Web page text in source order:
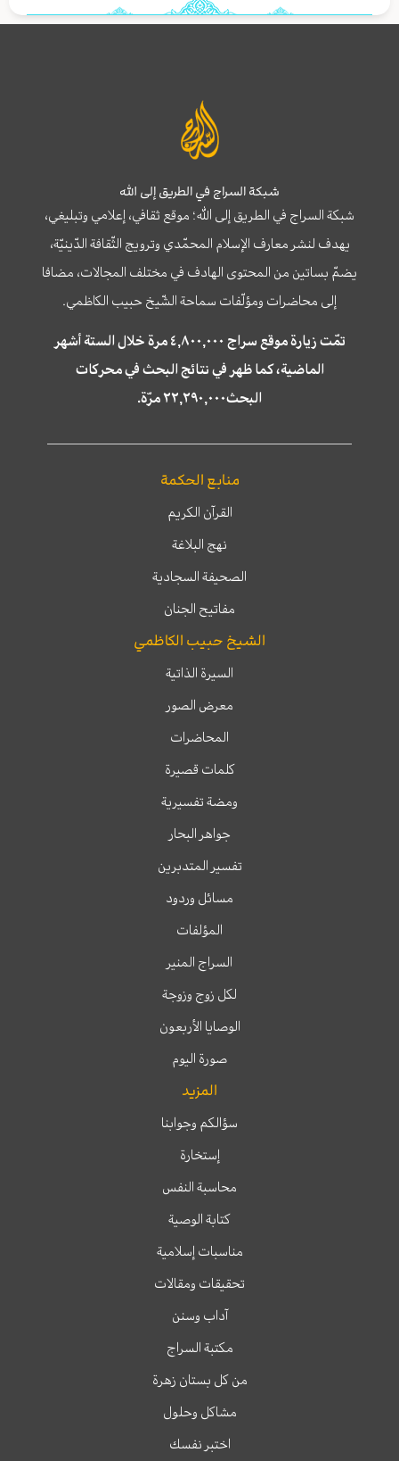
شبكة السراج في الطريق إلى الله
شبكة السراج في الطريق إلى الله؛ موقع ثقافي، إعلامي وتبليغي،
يهدف لنشر معارف الإسلام المحمّدي وترويج الثّقافة الدّينيّة،
يضمّ بساتين من المحتوى الهادف في مختلف المجالات، مضافا
إلى محاضرات ومؤلّفات سماحة الشّيخ حبيب الكاظمي.
تمّت زيارة موقع سراج ٤,٨٠٠,٠٠٠ مرة خلال الستة أشهر
الماضية، كما ظهر في نتائج البحث في محركات
البحث٢٢,٢٩٠,٠٠٠ مرّة.
منابع الحكمة
القرآن الكريم
نهج البلاغة
الصحيفة السجادية
مفاتيح الجنان
الشيخ حبيب الكاظمي
السيرة الذاتية
معرض الصور
المحاضرات
كلمات قصيرة
ومضة تفسيرية
جواهر البحار
تفسير المتدبرين
مسائل وردود
المؤلفات
السراج المنير
لكل زوج وزوجة
الوصايا الأربعون
صورة اليوم
المزيد
سؤالكم وجوابنا
إستخارة
محاسبة النفس
كتابة الوصية
مناسبات إسلامية
تحقيقات ومقالات
آداب وسنن
مكتبة السراج
من كل بستان زهرة
مشاكل وحلول
اختبر نفسك